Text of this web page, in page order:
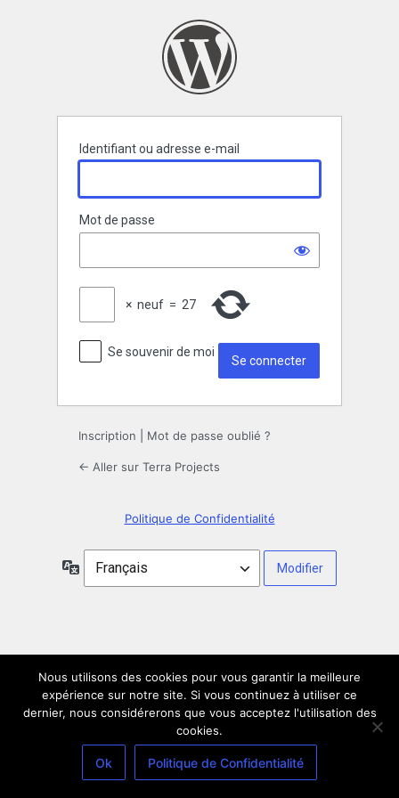
Identifiant ou adresse e-mail
Mot de passe
× neuf = 27
Se souvenir de moi
Inscription Mot de passe oublié ?
← Aller sur Terra Projects
Politique de Confidentialité
Langue
Nous utilisons des cookies pour vous garantir la meilleure
expérience sur notre site. Si vous continuez à utiliser ce
dernier, nous considérerons que vous acceptez l'utilisation des
cookies.
Ok Politique de Confidentialité